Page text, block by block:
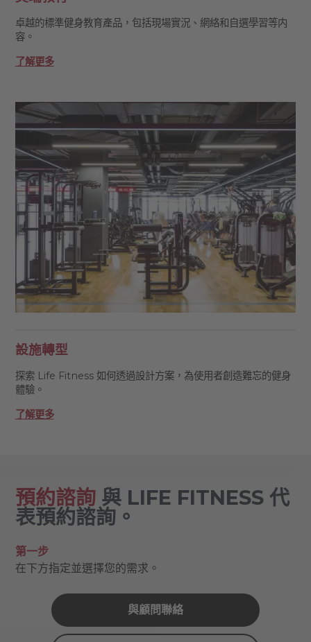
卓越的標準健身教育產品，包括現場實況、網絡和自選學習等内
容。
了解更多
設施轉型
探索 Life Fitness 如何透過設計方案，為使用者創造難忘的健身
體驗。
了解更多
預約諮詢與 LIFE FITNESS 代
表預約諮詢。
第一步
在下方指定並選擇您的需求。
與顧問聯絡